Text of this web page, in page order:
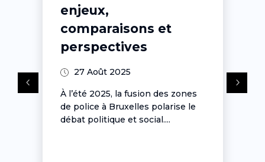
enjeux,
comparaisons et
perspectives
27 Août 2025
À l’été 2025, la fusion des zones
de police à Bruxelles polarise le
débat politique et social....